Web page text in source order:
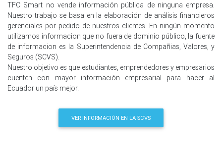
TFC Smart no vende información pública de ninguna empresa.
Nuestro trabajo se basa en la elaboración de análisis financieros
gerenciales por pedido de nuestros clientes. En ningún momento
utilizamos informacion que no fuera de dominio público, la fuente
de informacion es la Superintendencia de Compañias, Valores, y
Seguros (SCVS).
Nuestro objetivo es que estudiantes, emprendedores y empresarios
cuenten con mayor información empresarial para hacer al
Ecuador un país mejor.
VER INFORMACIÓN EN LA SCVS